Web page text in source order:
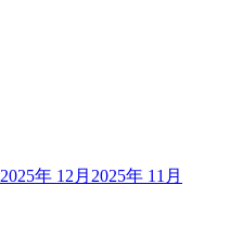
2025年 12月 2025年 11月